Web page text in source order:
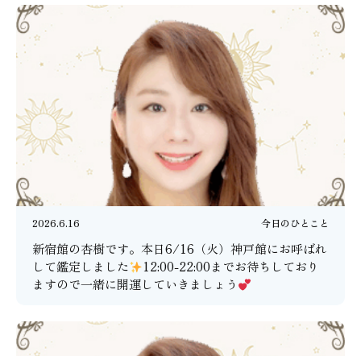
2026.6.16 今日のひとこと
新宿館の杏樹です。本日6/16（火）神戸館にお呼ばれ
して鑑定しました
12:00-22:00までお待ちしており
ますので一緒に開運していきましょう